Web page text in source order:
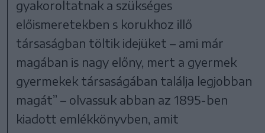
gyakoroltatnak a szükséges
előismeretekben s korukhoz illő
társaságban töltik idejüket – ami már
magában is nagy előny, mert a gyermek
gyermekek társaságában találja legjobban
magát” – olvassuk abban az 1895-ben
kiadott emlékkönyvben, amit